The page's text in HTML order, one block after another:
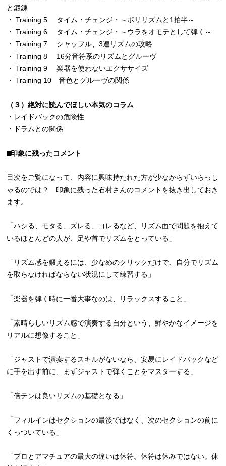
と鍛錬
・ Training 5 タイム・チェンジ・～ポリリズムと1拍半～
・ Training 6 タイム・チェンジ・～ウラをオモテとして弾く～
・ Training 7 シャッフル、3連リズムの攻略
・ Training 8 16分音符系のリズムとグルーヴ
・ Training 9 楽器を使わないエクササイズ
・ Training 10 音色とグルーヴの関係
（３）絶対に読んでほしい本気のコラム
・レイドバックの危険性
・ドラムとの関係
⬛︎印象に残ったコメント
目次をご覧になって、内容に興味持たれた方が少なからずいらっし
ゃるのでは？ 印象に残った石村さんのコメントを抜き出しておき
ます。
「ハシる、モタる、ズレる、ヨレるなど、リズム面で問題を抱えて
いるほとんどの人が、足や首でリズムをとっている」
「リズム感を鍛えるには、少なめのクリックだけで、自分でリズム
を取らなければならない状況にして練習する」
「楽器を弾く時に一番大事なのは、リラックスすること」
「素晴らしいリズム感で演奏する自分という、鮮やかなイメージを
リアルに想像すること」
「ジャストで演奏するスキルがないなら、安易にレイドバックなど
に手を出す前に、まずジャストで弾くことをマスターする」
「倍テンは良いリズムの基礎となる」
「フィルインはセクションの最後ではなく、次のセクションの前に
くっついている」
「プロとアマチュアの最大の違いは休符。休符は休みではない。休